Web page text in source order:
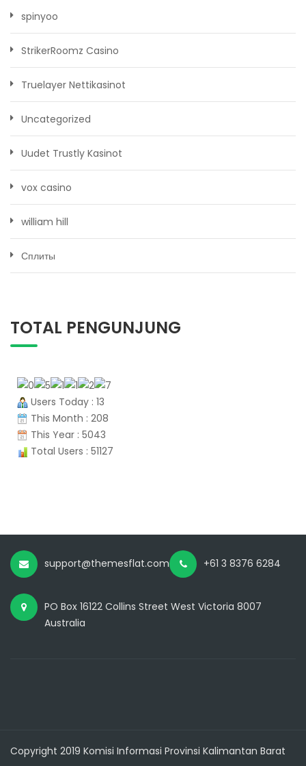
spinyoo
StrikerRoomz Casino
Truelayer Nettikasinot
Uncategorized
Uudet Trustly Kasinot
vox casino
william hill
Сплиты
TOTAL PENGUNJUNG
Users Today : 13
This Month : 208
This Year : 5043
Total Users : 51127
support@themesflat.com +61 3 8376 6284
PO Box 16122 Collins Street West Victoria 8007
Australia
Copyright 2019 Komisi Informasi Provinsi Kalimantan Barat